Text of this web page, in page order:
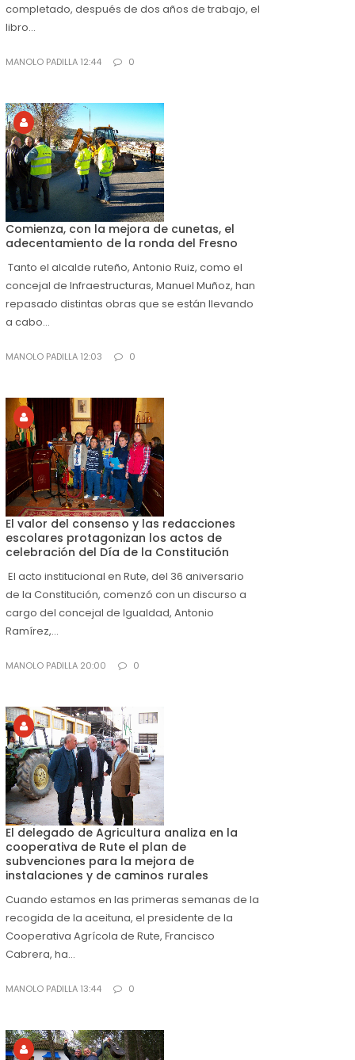
completado, después de dos años de trabajo, el
libro...
MANOLO PADILLA 12:44 0
Comienza, con la mejora de cunetas, el
adecentamiento de la ronda del Fresno
Tanto el alcalde ruteño, Antonio Ruiz, como el
concejal de Infraestructuras, Manuel Muñoz, han
repasado distintas obras que se están llevando
a cabo...
MANOLO PADILLA 12:03 0
El valor del consenso y las redacciones
escolares protagonizan los actos de
celebración del Día de la Constitución
El acto institucional en Rute, del 36 aniversario
de la Constitución, comenzó con un discurso a
cargo del concejal de Igualdad, Antonio
Ramírez,...
MANOLO PADILLA 20:00 0
El delegado de Agricultura analiza en la
cooperativa de Rute el plan de
subvenciones para la mejora de
instalaciones y de caminos rurales
Cuando estamos en las primeras semanas de la
recogida de la aceituna, el presidente de la
Cooperativa Agrícola de Rute, Francisco
Cabrera, ha...
MANOLO PADILLA 13:44 0